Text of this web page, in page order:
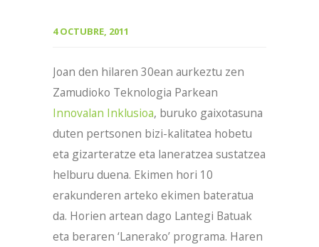
4 OCTUBRE, 2011
Joan den hilaren 30ean aurkeztu zen
Zamudioko Teknologia Parkean
Innovalan Inklusioa, buruko gaixotasuna
duten pertsonen bizi-kalitatea hobetu
eta gizarteratze eta laneratzea sustatzea
helburu duena. Ekimen hori 10
erakunderen arteko ekimen bateratua
da. Horien artean dago Lantegi Batuak
eta beraren ‘Lanerako’ programa. Haren